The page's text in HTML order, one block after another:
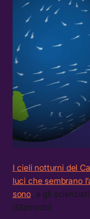
I cieli notturni del
luci che sembrano
sono, e gli
(Gizmodo)